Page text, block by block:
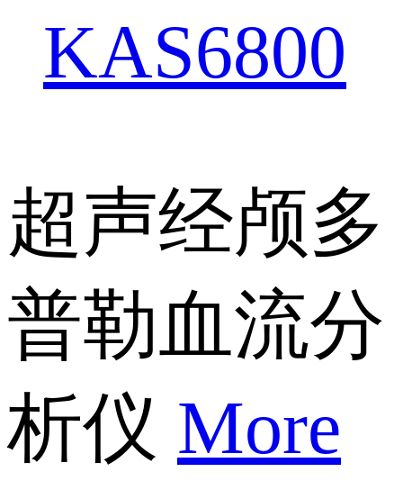
KAS6800
超声经颅多
普勒血流分
析仪 More